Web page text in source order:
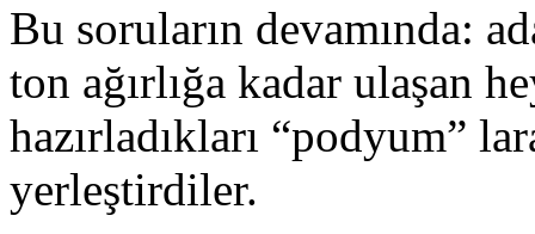
Bu soruların devamında:
ton ağırlığa kadar ulaşan
hazırladıkları “podyum”
yerleştirdiler.